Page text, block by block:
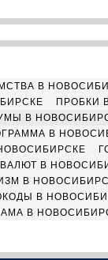
В
ПРОБКИ
В
В
В
В
В
В